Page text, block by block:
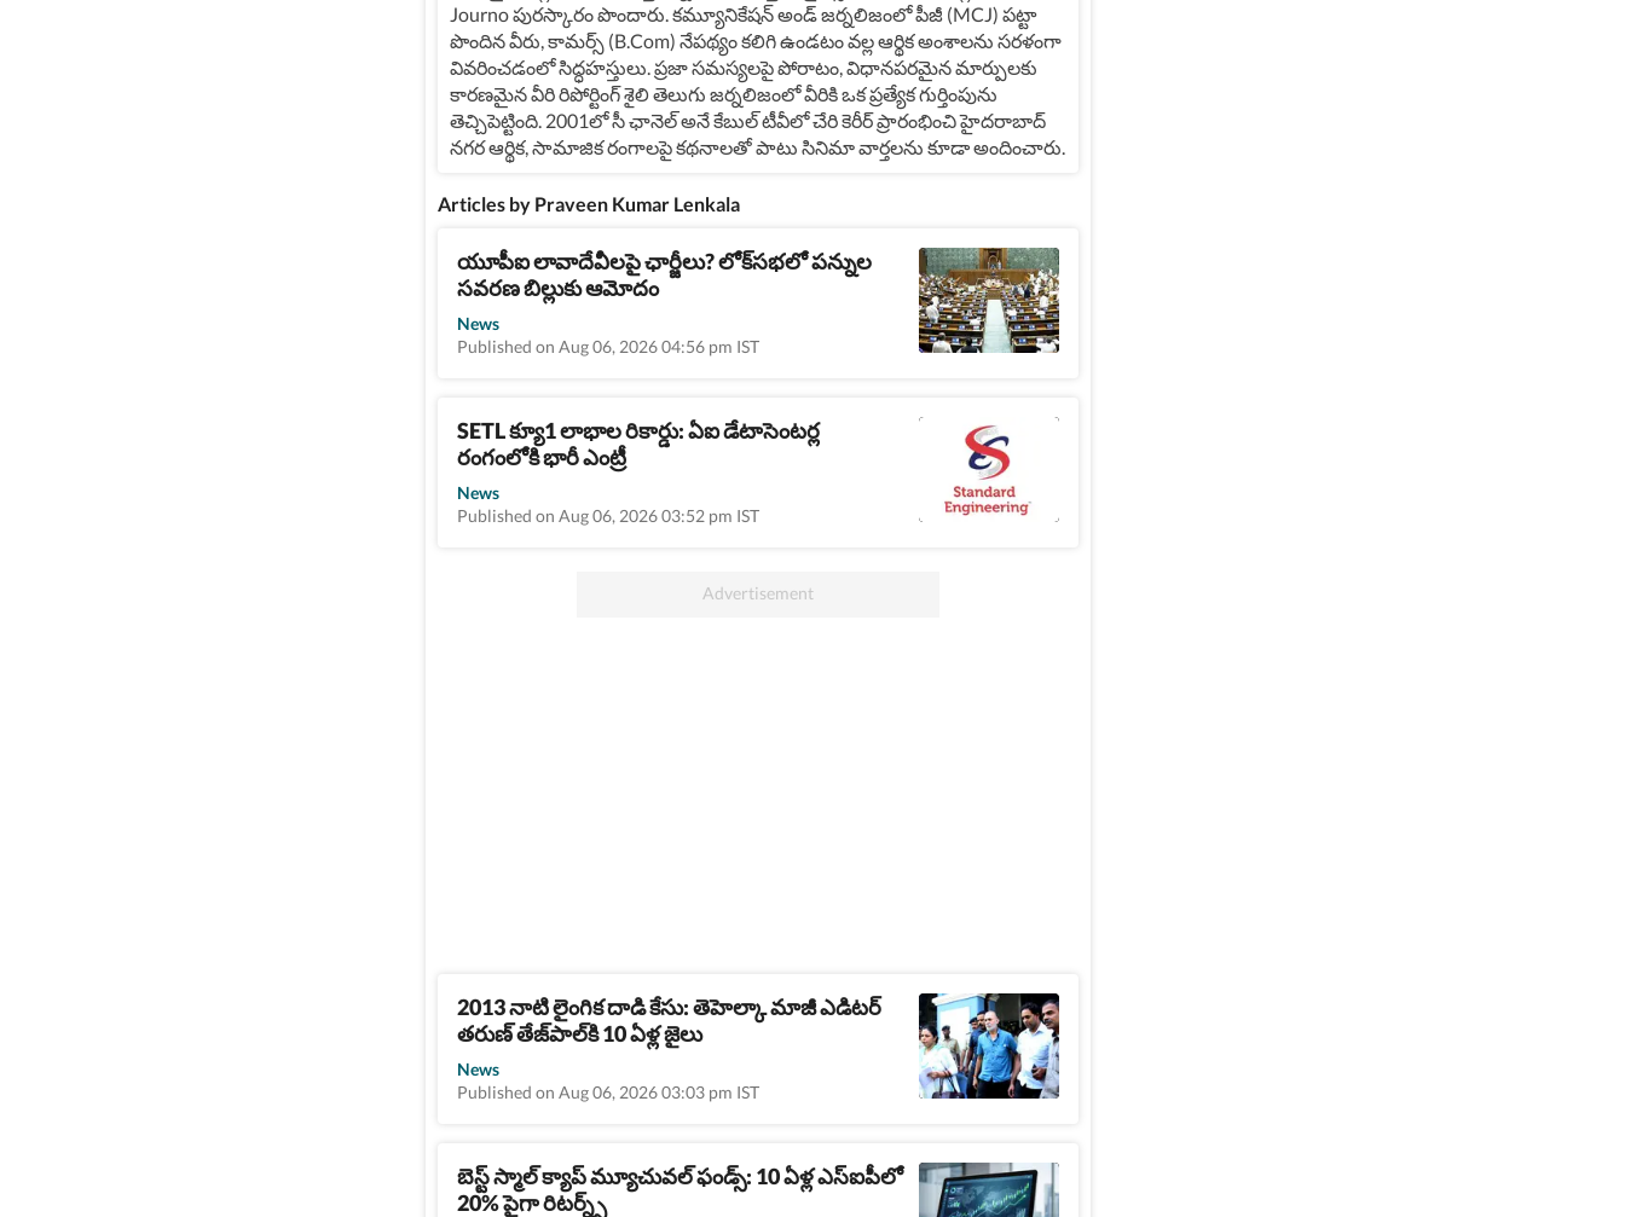
Journo పురస్కారం పొందారు. కమ్యూనికేషన్ అండ్ జర్నలిజంలో పీజీ (MCJ) పట్టా
పొందిన వీరు, కామర్స్ (B.Com) నేపథ్యం కలిగి ఉండటం వల్ల ఆర్థిక అంశాలను సరళంగా
వివరించడంలో సిద్ధహస్తులు. ప్రజా సమస్యలపై పోరాటం, విధానపరమైన మార్పులకు
కారణమైన వీరి రిపోర్టింగ్ శైలి తెలుగు జర్నలిజంలో వీరికి ఒక ప్రత్యేక గుర్తింపును
తెచ్చిపెట్టింది. 2001లో సీ ఛానెల్ అనే కేబుల్ టీవీలో చేరి కెరీర్ ప్రారంభించి హైదరాబాద్
నగర ఆర్థిక, సామాజిక రంగాలపై కథనాలతో పాటు సినిమా వార్తలను కూడా అందించారు.
Articles by Praveen Kumar Lenkala
యూపీఐ లావాదేవీలపై ఛార్జీలు? లోక్‌సభలో పన్నుల
సవరణ బిల్లుకు ఆమోదం
News
Published on Aug 06, 2026 04:56 pm IST
SETL క్యూ1 లాభాల రికార్డు: ఏఐ డేటాసెంటర్ల
రంగంలోకి భారీ ఎంట్రీ
News
Published on Aug 06, 2026 03:52 pm IST
2013 నాటి లైంగిక దాడి కేసు: తెహెల్కా మాజీ ఎడిటర్
తరుణ్ తేజ్‌పాల్‌కి 10 ఏళ్ల జైలు
News
Published on Aug 06, 2026 03:03 pm IST
బెస్ట్ స్మాల్ క్యాప్ మ్యూచువల్ ఫండ్స్: 10 ఏళ్ల ఎస్‌ఐపీలో
20% పైగా రిటర్న్స్